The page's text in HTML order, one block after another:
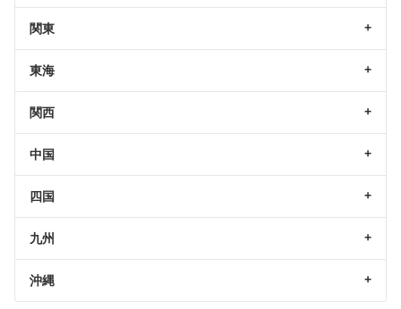
関東
東海
関西
中国
四国
九州
沖縄